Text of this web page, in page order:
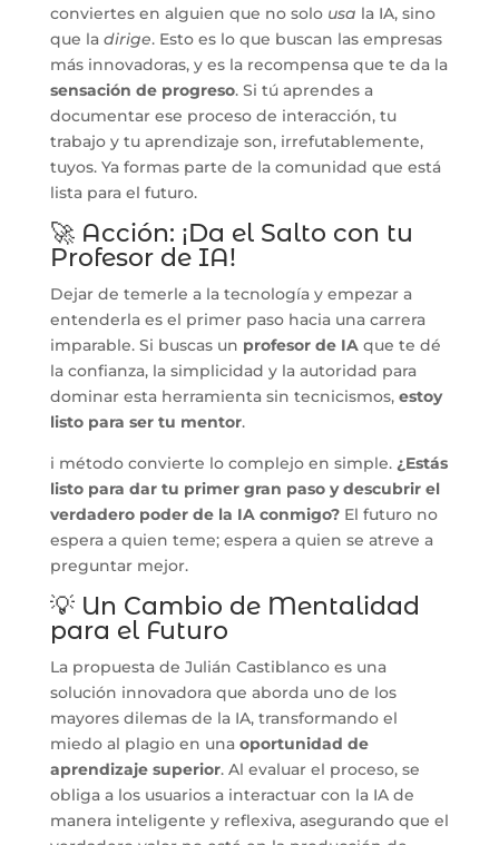
conviertes en alguien que no solo usa la IA, sino
que la dirige. Esto es lo que buscan las empresas
más innovadoras, y es la recompensa que te da la
sensación de progreso. Si tú aprendes a
documentar ese proceso de interacción, tu
trabajo y tu aprendizaje son, irrefutablemente,
tuyos. Ya formas parte de la comunidad que está
lista para el futuro.
🚀 Acción: ¡Da el Salto con tu
Profesor de IA!
Dejar de temerle a la tecnología y empezar a
entenderla es el primer paso hacia una carrera
imparable. Si buscas un profesor de IAque te dé
la confianza, la simplicidad y la autoridad para
dominar esta herramienta sin tecnicismos, estoy
listo para ser tu mentor.
i método convierte lo complejo en simple. ¿Estás
listo para dar tu primer gran paso y descubrir el
verdadero poder de la IA conmigo?El futuro no
espera a quien teme; espera a quien se atreve a
preguntar mejor.
💡 Un Cambio de Mentalidad
para el Futuro
La propuesta de Julián Castiblanco es una
solución innovadora que aborda uno de los
mayores dilemas de la IA, transformando el
miedo al plagio en una oportunidad de
aprendizaje superior. Al evaluar el proceso, se
obliga a los usuarios a interactuar con la IA de
manera inteligente y reflexiva, asegurando que el